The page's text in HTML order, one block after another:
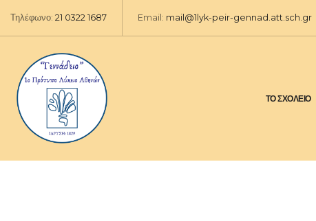
Τηλέφωνο: 21 0322 1687 Email: mail@1lyk-peir-gennad.att.sch.gr
ΤΟ ΣΧΟΛΕΙΟ